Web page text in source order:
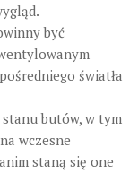
być
światła
butów, w tym
wczesne
staną się one